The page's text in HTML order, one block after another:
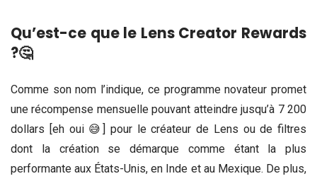
Qu’est-ce que le Lens Creator Rewards
?🤔
Comme son nom l’indique, ce programme novateur promet
une récompense mensuelle pouvant atteindre jusqu’à 7 200
dollars [eh oui 😅] pour le créateur de Lens ou de filtres
dont la création se démarque comme étant la plus
performante aux États-Unis, en Inde et au Mexique. De plus,